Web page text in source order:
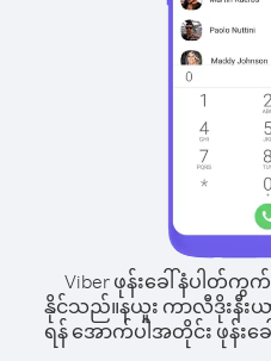
Viber ဖုန်းခေါ်နံပါတ်ကွ
နိုင်သည်။နယူး ကာလီဒိုးနီးယ
ရန် အောက်ပါအတိုင်း ဖုန်းခေ